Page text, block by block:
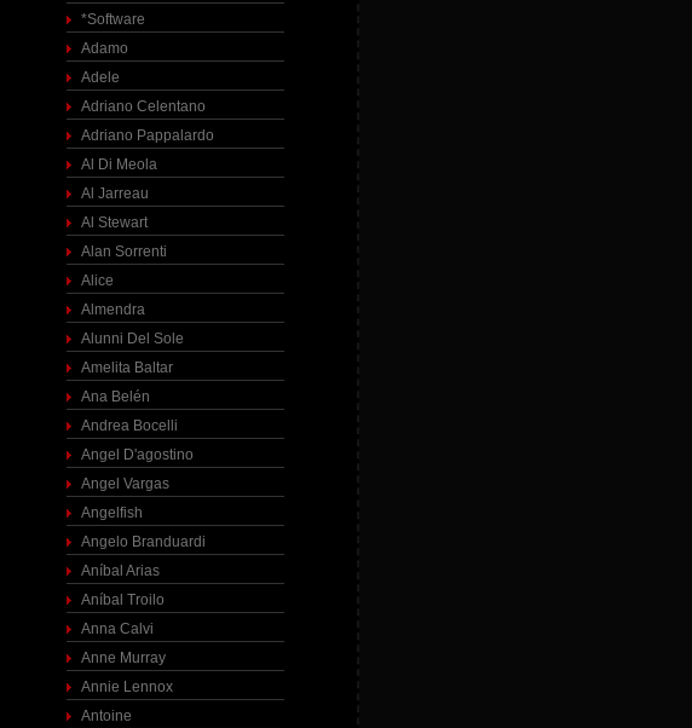
*Software
Adamo
Adele
Adriano Celentano
Adriano Pappalardo
Al Di Meola
Al Jarreau
Al Stewart
Alan Sorrenti
Alice
Almendra
Alunni Del Sole
Amelita Baltar
Ana Belén
Andrea Bocelli
Angel D'agostino
Angel Vargas
Angelfish
Angelo Branduardi
Aníbal Arias
Aníbal Troilo
Anna Calvi
Anne Murray
Annie Lennox
Antoine